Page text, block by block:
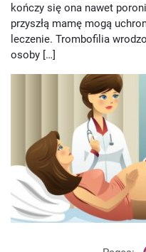
kończy się ona nawet
przyszłą mamę mogą
leczenie. Trombofilia
osoby […]